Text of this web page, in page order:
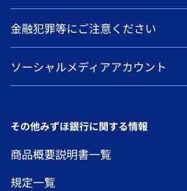
金融犯罪等にご注意ください
ソーシャルメディアアカウント
その他みずほ銀行に関する情報
商品概要説明書一覧
規定一覧